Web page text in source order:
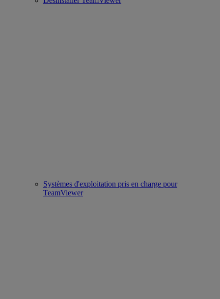
Systèmes d'exploitation pris en charge pour
TeamViewer